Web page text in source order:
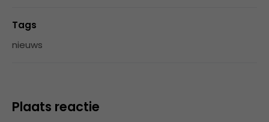
Tags
nieuws
Plaats reactie